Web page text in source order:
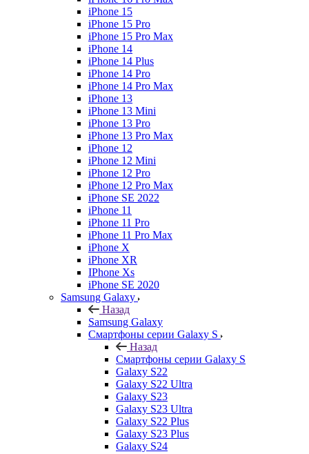
iPhone 15
iPhone 15 Pro
iPhone 15 Pro Max
iPhone 14
iPhone 14 Plus
iPhone 14 Pro
iPhone 14 Pro Max
iPhone 13
iPhone 13 Mini
iPhone 13 Pro
iPhone 13 Pro Max
iPhone 12
iPhone 12 Mini
iPhone 12 Pro
iPhone 12 Pro Max
iPhone SE 2022
iPhone 11
iPhone 11 Pro
iPhone 11 Pro Max
iPhone X
iPhone XR
IPhone Xs
iPhone SE 2020
Samsung Galaxy
Назад
Samsung Galaxy
Смартфоны серии Galaxy S
Назад
Смартфоны серии Galaxy S
Galaxy S22
Galaxy S22 Ultra
Galaxy S23
Galaxy S23 Ultra
Galaxy S22 Plus
Galaxy S23 Plus
Galaxy S24